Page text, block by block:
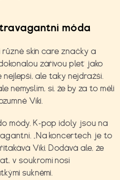
móda
různé skin care značky a
zářivou pleť jako
nejlepší, ale taky nejdražší.
nemyslím, si, že by za to měli
Viki.
módy. K-pop idoly jsou na
„Na koncertech je to
Viki. Dodává ale, že
v soukromí nosí
sukněmi.